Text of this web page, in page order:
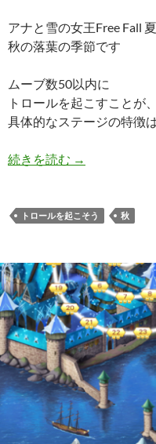
アナと雪の女王Free Fall
秋の落葉の季節です
ムーブ数50以内に
トロールを起こすことが
具体的なステージの特徴
続きを読む アナと雪の女
→
トロールを起こそう 秋